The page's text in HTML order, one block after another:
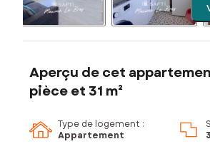
Aperçu de cet
pièce et 31 m²
Type de logement :
Appartement